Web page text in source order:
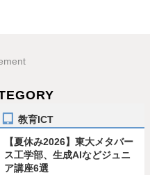
教育ICT
【夏休み2026】東大メタバー
ス工学部、生成AIなどジュニ
ア講座6選